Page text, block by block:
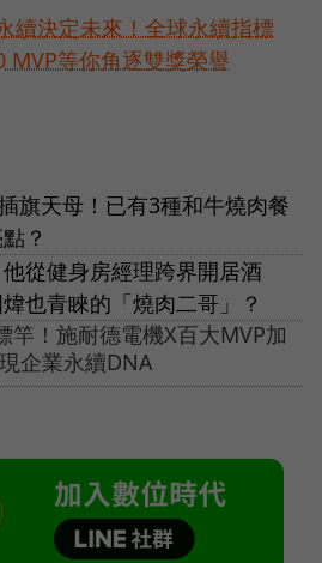
續決定未來！全球永續指標
等你角逐雙獎榮譽
旗天母！已有3種和牛燒肉餐
？
從健身房經理跨界開居酒
也青睞的「燒肉二哥」？
竿！施耐德電機X百大MVP加
企業永續DNA